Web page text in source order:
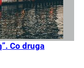
Co druga